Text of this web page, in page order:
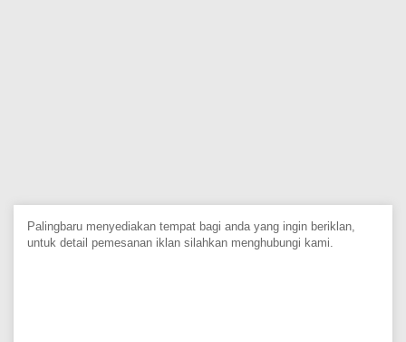
Palingbaru menyediakan tempat bagi anda yang ingin beriklan,
untuk detail pemesanan iklan silahkan menghubungi kami.